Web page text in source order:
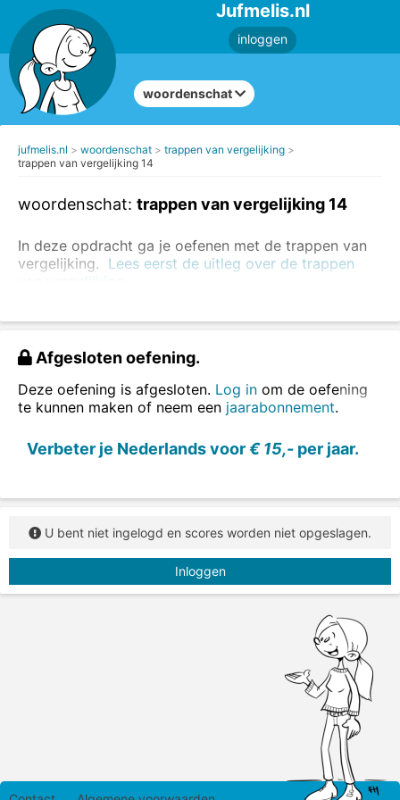
Jufmelis.nl
inloggen
woordenschat
jufmelis.nl woordenschat
trappen van vergelijking
trappen van vergelijking 14
woordenschat: trappen van vergelijking 14
In deze opdracht ga je oefenen met de trappen van
vergelijking. Lees eerst de uitleg over de trappen
mooist(e) (superlatief)
Vul de woorden in.
Afgesloten oefening.
Deze oefening is afgesloten. Log in om de oefening
te kunnen maken of neem een jaarabonnement.
Verbeter je Nederlands voor€ 15,- per jaar.
U bent niet ingelogd en scores worden niet opgeslagen.
Inloggen